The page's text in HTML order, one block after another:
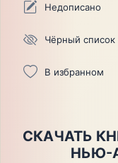
Недописано
Чёрный список
В избранном
СКАЧАТЬ
НЬЮ-